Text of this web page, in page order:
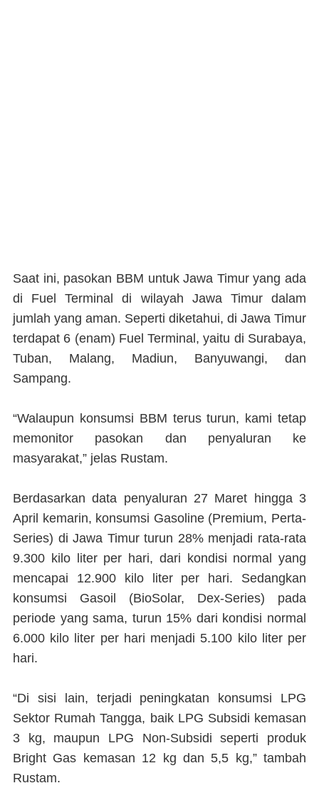
Saat ini, pasokan BBM untuk Jawa Timur yang ada
di Fuel Terminal di wilayah Jawa Timur dalam
jumlah yang aman. Seperti diketahui, di Jawa Timur
terdapat 6 (enam) Fuel Terminal, yaitu di Surabaya,
Tuban, Malang, Madiun, Banyuwangi, dan
Sampang.
“Walaupun konsumsi BBM terus turun, kami tetap
memonitor pasokan dan penyaluran ke
masyarakat,” jelas Rustam.
Berdasarkan data penyaluran 27 Maret hingga 3
April kemarin, konsumsi Gasoline (Premium, Perta-
Series) di Jawa Timur turun 28% menjadi rata-rata
9.300 kilo liter per hari, dari kondisi normal yang
mencapai 12.900 kilo liter per hari. Sedangkan
konsumsi Gasoil (BioSolar, Dex-Series) pada
periode yang sama, turun 15% dari kondisi normal
6.000 kilo liter per hari menjadi 5.100 kilo liter per
hari.
“Di sisi lain, terjadi peningkatan konsumsi LPG
Sektor Rumah Tangga, baik LPG Subsidi kemasan
3 kg, maupun LPG Non-Subsidi seperti produk
Bright Gas kemasan 12 kg dan 5,5 kg,” tambah
Rustam.